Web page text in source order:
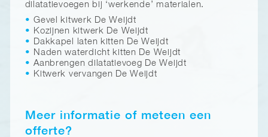
dilatatievoegen bij ‘werkende’ materialen.
Gevel kitwerk De Weijdt
Kozijnen kitwerk De Weijdt
Dakkapel laten kitten De Weijdt
Naden waterdicht kitten De Weijdt
Aanbrengen dilatatievoeg De Weijdt
Kitwerk vervangen De Weijdt
Meer informatie of meteen een
offerte?